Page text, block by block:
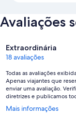
Avaliações
Avaliações
Extraordinária
18 avaliações
Todas as avaliações
Apenas viajantes que
enviar uma avaliação.
diretrizes e publicamos
Mais informações
Abre